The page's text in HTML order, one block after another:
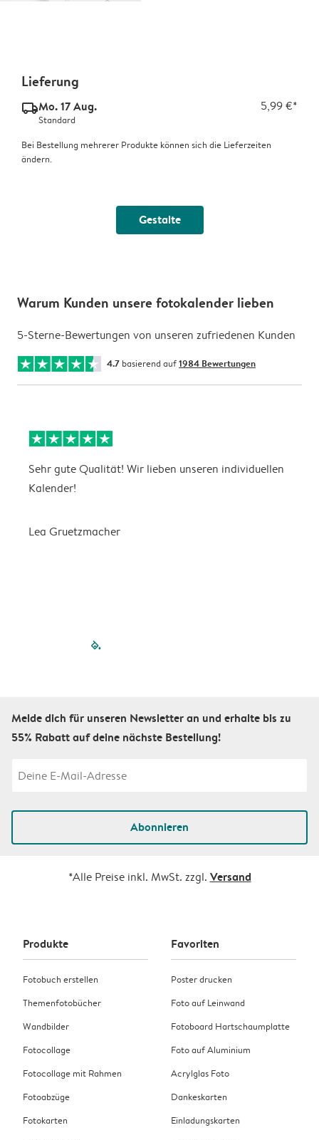
Lieferung
delivery_standard_v2Mo. 17 Aug. 5,99 €*
Standard
Bei Bestellung mehrerer Produkte können sich die Lieferzeiten
ändern.
Gestalte
Warum Kunden unsere fotokalender lieben
5-Sterne-Bewertungen von unseren zufriedenen Kunden
4.7 basierend auf1984 Bewertungen
Sehr gute Qualität! Wir lieben unseren individuellen
Kalender!
Lea Gruetzmacher
filled-pagination
Melde dich für unseren Newsletter an und erhalte bis zu
55% Rabatt auf deine nächste Bestellung!
Abonnieren
*Alle Preise inkl. MwSt. zzgl. Versand
Produkte
Fotobuch erstellen
Themenfotobücher
Wandbilder
Fotocollage
Fotocollage mit Rahmen
Fotoabzüge
Fotokarten
Favoriten
Poster drucken
Foto auf Leinwand
Fotoboard Hartschaumplatte
Foto auf Aluminium
Acrylglas Foto
Dankeskarten
Einladungskarten